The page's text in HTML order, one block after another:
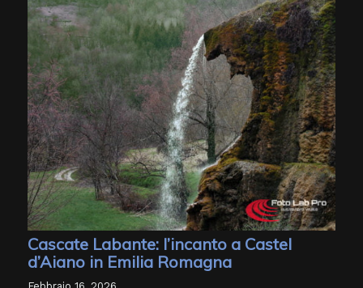
Cascate Labante: l’incanto a Castel
d’Aiano in Emilia Romagna